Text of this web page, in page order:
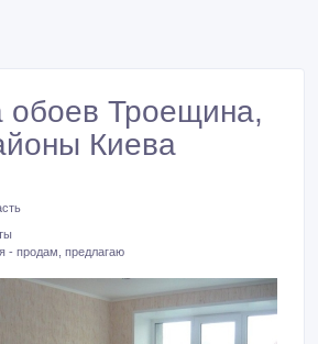
обоев Троещина,
Киева
- продам, предлагаю